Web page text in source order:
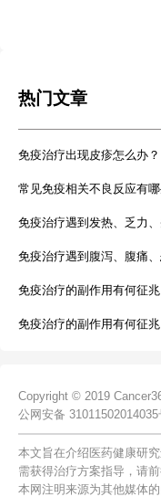
热门文章
免疫治疗出现皮疹怎么办？
常见免疫相关不良反应有
免疫治疗遇到发热、乏力
免疫治疗遇到腹泻、腹痛
免疫治疗的副作用有何征
免疫治疗的副作用有何征
Copyright © 2019
公网安备 31011502014035
本文旨在介绍医药健康研
需获得治疗方案指导，请前
本网注明来源为其他媒体